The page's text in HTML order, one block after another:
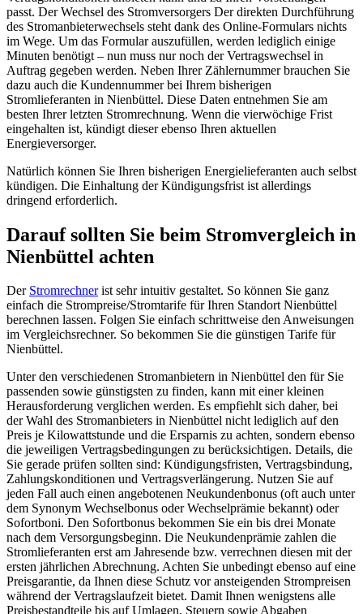
passt. Der Wechsel des Stromversorgers Der direkten Durchführung
des Stromanbieterwechsels steht dank des Online-Formulars nichts
im Wege. Um das Formular auszufüllen, werden lediglich einige
Minuten benötigt – nun muss nur noch der Vertragswechsel in
Auftrag gegeben werden. Neben Ihrer Zählernummer brauchen Sie
dazu auch die Kundennummer bei Ihrem bisherigen
Stromlieferanten in Nienbüttel. Diese Daten entnehmen Sie am
besten Ihrer letzten Stromrechnung. Wenn die vierwöchige Frist
eingehalten ist, kündigt dieser ebenso Ihren aktuellen
Energieversorger.
Natürlich können Sie Ihren bisherigen Energielieferanten auch selbst
kündigen. Die Einhaltung der Kündigungsfrist ist allerdings
dringend erforderlich.
Darauf sollten Sie beim Stromvergleich in
Nienbüttel achten
Der Stromrechnerist sehr intuitiv gestaltet. So können Sie ganz
einfach die Strompreise/Stromtarife für Ihren Standort Nienbüttel
berechnen lassen. Folgen Sie einfach schrittweise den Anweisungen
im Vergleichsrechner. So bekommen Sie die günstigen Tarife für
Nienbüttel.
Unter den verschiedenen Stromanbietern in Nienbüttel den für Sie
passenden sowie günstigsten zu finden, kann mit einer kleinen
Herausforderung verglichen werden. Es empfiehlt sich daher, bei
der Wahl des Stromanbieters in Nienbüttel nicht lediglich auf den
Preis je Kilowattstunde und die Ersparnis zu achten, sondern ebenso
die jeweiligen Vertragsbedingungen zu berücksichtigen. Details, die
Sie gerade prüfen sollten sind: Kündigungsfristen, Vertragsbindung,
Zahlungskonditionen und Vertragsverlängerung. Nutzen Sie auf
jeden Fall auch einen angebotenen Neukundenbonus (oft auch unter
dem Synonym Wechselbonus oder Wechselprämie bekannt) oder
Sofortboni. Den Sofortbonus bekommen Sie ein bis drei Monate
nach dem Versorgungsbeginn. Die Neukundenprämie zahlen die
Stromlieferanten erst am Jahresende bzw. verrechnen diesen mit der
ersten jährlichen Abrechnung. Achten Sie unbedingt ebenso auf eine
Preisgarantie, da Ihnen diese Schutz vor ansteigenden Strompreisen
während der Vertragslaufzeit bietet. Damit Ihnen wenigstens alle
Preisbestandteile bis auf Umlagen, Steuern sowie Abgaben